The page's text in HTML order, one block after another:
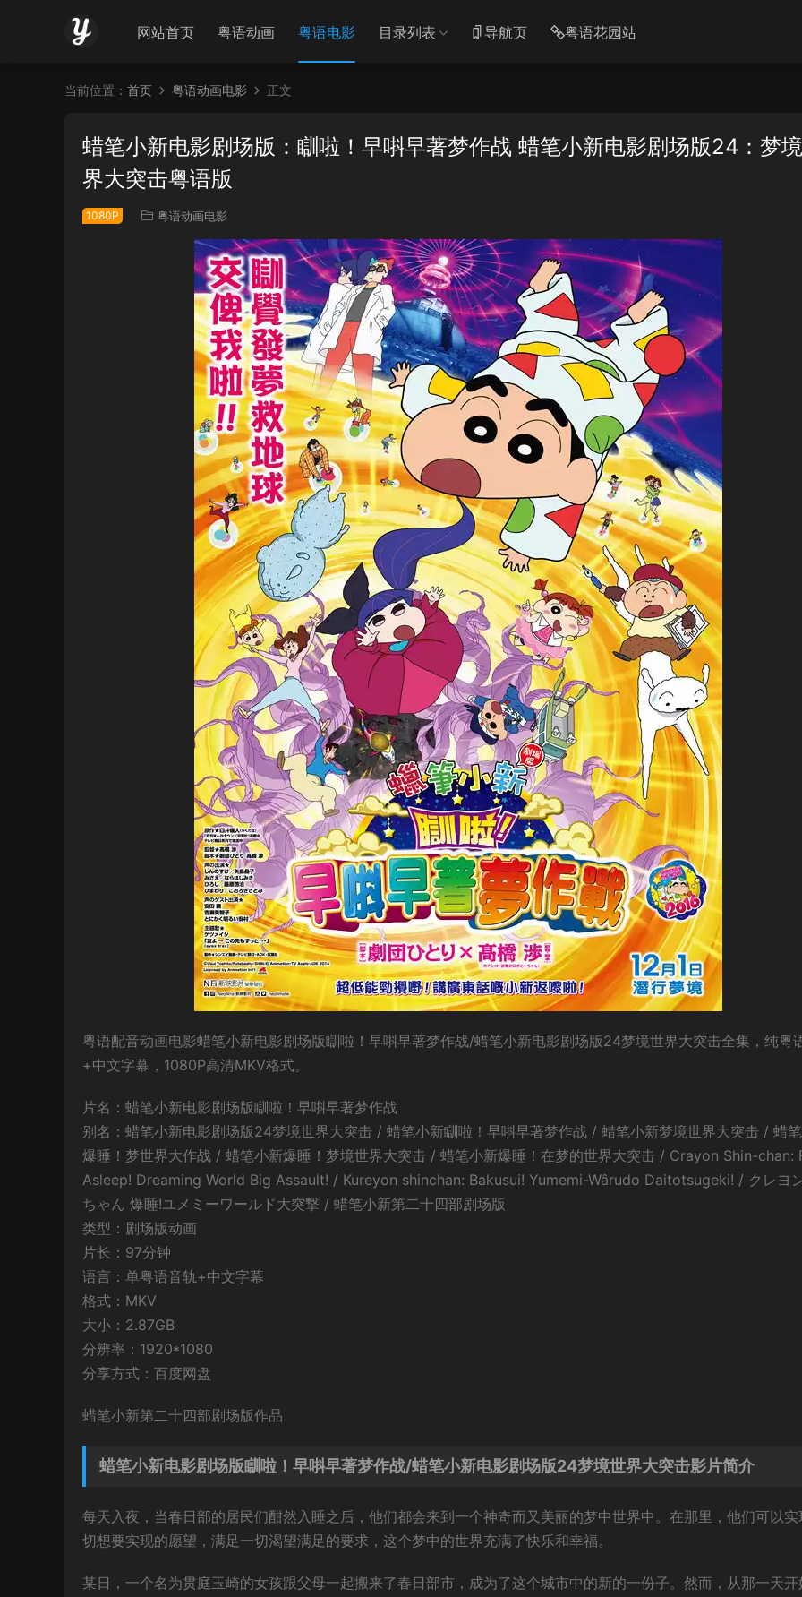
网站首页 粤语动画 粤语电影 目录列表 导航页 粤语花园站
当前位置： 首页 粤语动画电影 正文
蜡笔小新电影剧场版：瞓啦！早唞早著梦作战 蜡笔小新电影剧场版24：梦
界大突击粤语版
1080P 粤语动画电影
粤语配音动画电影蜡笔小新电影剧场版瞓啦！早唞早著梦作战/蜡笔小新电影剧场版24梦境世界大突击全集，纯粤
+中文字幕，1080P高清MKV格式。
片名：蜡笔小新电影剧场版瞓啦！早唞早著梦作战
别名：蜡笔小新电影剧场版24梦境世界大突击 / 蜡笔小新瞓啦！早唞早著梦作战 / 蜡笔小新梦境世界大突击 / 蜡
爆睡！梦世界大作战 / 蜡笔小新爆睡！梦境世界大突击 / 蜡笔小新爆睡！在梦的世界大突击 / Crayon Shin-chan:
Asleep! Dreaming World Big Assault! / Kureyon shinchan: Bakusui! Yumemi-Wârudo Daitotsugeki! / クレヨ
ちゃん 爆睡!ユメミーワールド大突撃 / 蜡笔小新第二十四部剧场版
类型：剧场版动画
片长：97分钟
语言：单粤语音轨+中文字幕
格式：MKV
大小：2.87GB
分辨率：1920*1080
分享方式：百度网盘
蜡笔小新第二十四部剧场版作品
蜡笔小新电影剧场版瞓啦！早唞早著梦作战/蜡笔小新电影剧场版24梦境世界大突击影片简介
每天入夜，当春日部的居民们酣然入睡之后，他们都会来到一个神奇而又美丽的梦中世界中。在那里，他们可以实
切想要实现的愿望，满足一切渴望满足的要求，这个梦中的世界充满了快乐和幸福。
某日，一个名为贯庭玉崎的女孩跟父母一起搬来了春日部市，成为了这个城市中的新的一份子。然而，从那一天开